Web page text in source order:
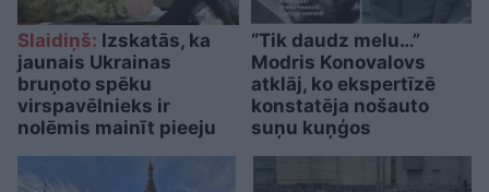
Slaidiņš: Izskatās, ka
jaunais Ukrainas
bruņoto spēku
virspavēlnieks ir
nolēmis mainīt pieeju
“Tik daudz melu…”
Modris Konovalovs
atklāj, ko ekspertīzē
konstatēja nošauto
suņu kuņģos